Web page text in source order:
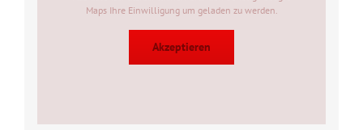
Maps Ihre Einwilligung um geladen zu werden.
Akzeptieren